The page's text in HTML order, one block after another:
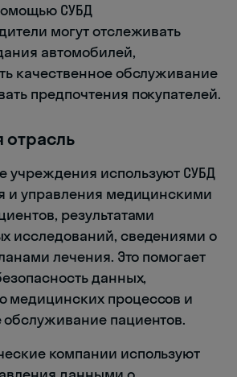
СУБД
могут отслеживать
автомобилей,
качественное обслуживание
предпочтения покупателей.
учреждения используют СУБД
и управления медицинскими
результатами
исследований, сведениями о
лечения. Это помогает
данных,
медицинских процессов и
обслуживание пациентов.
компании используют